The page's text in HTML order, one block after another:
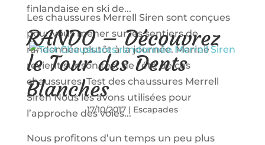
finlandaise en ski de...
Les chaussures Merrell Siren sont conçues
pour vous mener sur les sentiers de
randonnée plutôt à la journée. Marine
revient sur son test de l’été de ces
chaussures. Test des chaussures Merrell
Siren Nous les avons utilisées pour
l’approche des voies...
RANDO – Découvrez
le Tour des Dents
Blanches
17/10/2017| Escapades
Nous profitons d’un temps un peu plus